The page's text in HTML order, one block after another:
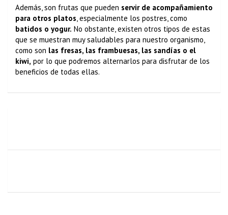
Además, son frutas que pueden servir de acompañamiento
para otros platos , especialmente los postres, como
batidos o yogur. No obstante, existen otros tipos de estas
que se muestran muy saludables para nuestro organismo,
como son las fresas, las frambuesas, las sandías o el
kiwi, por lo que podremos alternarlos para disfrutar de los
beneficios de todas ellas.